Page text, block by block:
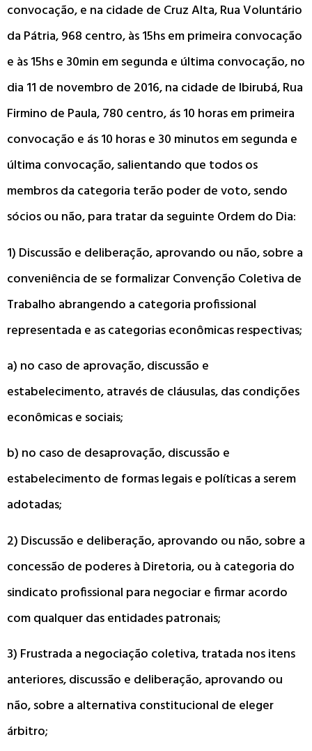
convocação, e na cidade de Cruz Alta, Rua Voluntário
da Pátria, 968 centro, às 15hs em primeira convocação
e às 15hs e 30min em segunda e última convocação, no
dia 11 de novembro de 2016, na cidade de Ibirubá, Rua
Firmino de Paula, 780 centro, ás 10 horas em primeira
convocação e ás 10 horas e 30 minutos em segunda e
última convocação, salientando que todos os
membros da categoria terão poder de voto, sendo
sócios ou não, para tratar da seguinte Ordem do Dia:
1) Discussão e deliberação, aprovando ou não, sobre a
conveniência de se formalizar Convenção Coletiva de
Trabalho abrangendo a categoria profissional
representada e as categorias econômicas respectivas;
a) no caso de aprovação, discussão e
estabelecimento, através de cláusulas, das condições
econômicas e sociais;
b) no caso de desaprovação, discussão e
estabelecimento de formas legais e políticas a serem
adotadas;
2) Discussão e deliberação, aprovando ou não, sobre a
concessão de poderes à Diretoria, ou à categoria do
sindicato profissional para negociar e firmar acordo
com qualquer das entidades patronais;
3) Frustrada a negociação coletiva, tratada nos itens
anteriores, discussão e deliberação, aprovando ou
não, sobre a alternativa constitucional de eleger
árbitro;